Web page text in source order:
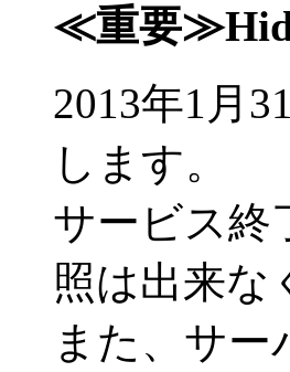
≪重要
2013年1月
します。
サービス終
照は出来な
また、サ